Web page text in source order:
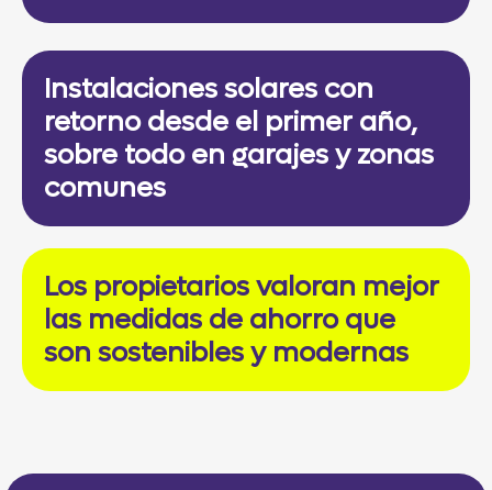
Instalaciones solares con
retorno desde el primer año,
sobre todo en garajes y zonas
comunes
Los propietarios valoran mejor
las medidas de ahorro que
son sostenibles y modernas